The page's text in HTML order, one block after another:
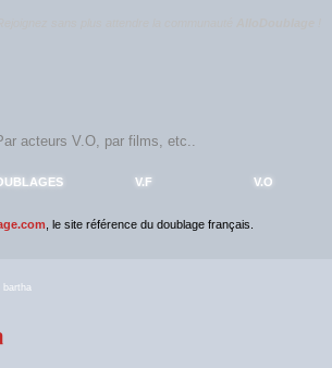
V.F V.O
, le site référence du doublage français.
bartha